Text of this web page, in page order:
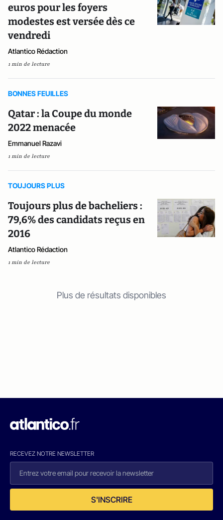
euros pour les foyers
modestes est versée dès ce
vendredi
Atlantico Rédaction
1 min de lecture
BONNES FEUILLES
Qatar : la Coupe du monde
2022 menacée
Emmanuel Razavi
1 min de lecture
TOUJOURS PLUS
Toujours plus de bacheliers :
79,6% des candidats reçus en
2016
Atlantico Rédaction
1 min de lecture
Plus de résultats disponibles
RECEVEZ NOTRE NEWSLETTER
S'INSCRIRE